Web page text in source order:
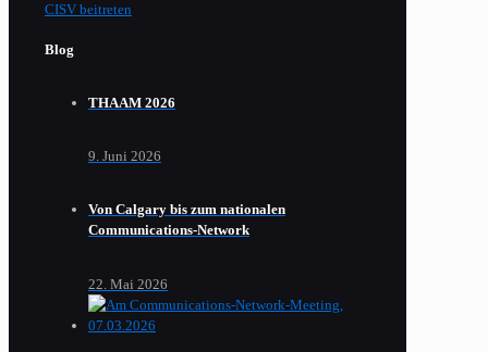
CISV beitreten
Blog
THAAM 2026
9. Juni 2026
Von Calgary bis zum nationalen
Communications-Network
22. Mai 2026